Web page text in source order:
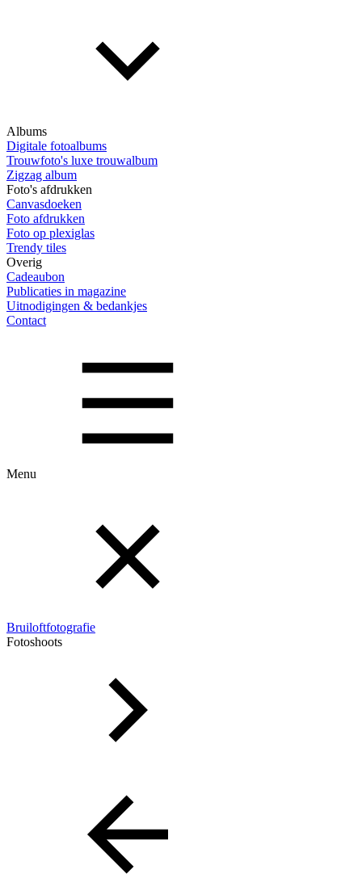
Albums
Digitale fotoalbums
Trouwfoto's luxe trouwalbum
Zigzag album
Foto's afdrukken
Canvasdoeken
Foto afdrukken
Foto op plexiglas
Trendy tiles
Overig
Cadeaubon
Publicaties in magazine
Uitnodigingen & bedankjes
Contact
Menu
Bruiloftfotografie
Fotoshoots